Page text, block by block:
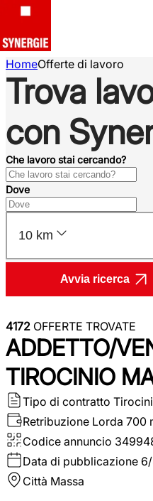
HomeOfferte di lavoro
Trova
con
Che lavoro stai cercando?
Dove
10 km
Avvia ricerca
4172 OFFERTE TROVATE
ADDETTO/
TIROCINIO
Tipo di contratto
Retribuzione Lorda 700
Codice annuncio
Data di pubblicazione
Città Massa